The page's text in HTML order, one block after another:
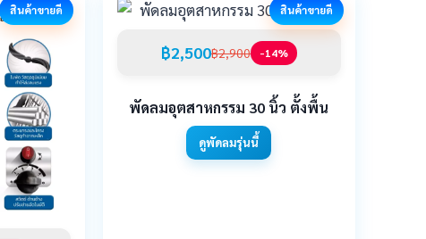
สินค้าขายดี สินค้าขายดี
฿2,500฿2,900 -14%
พัดลมอุตสาหกรรม 30 นิ้ว ตั้งพื้น
ดูพัดลมรุ่นนี้